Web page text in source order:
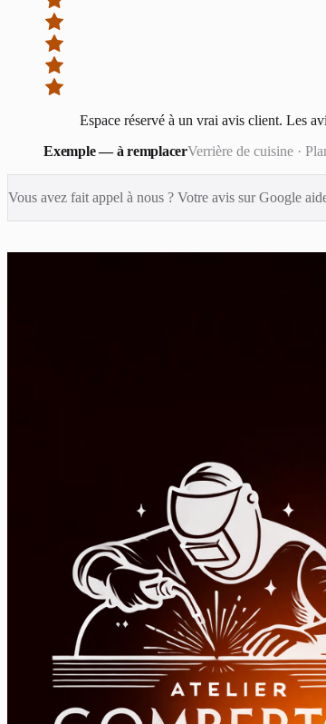
Espace réservé à un vrai avis client. Les
Exemple — à remplacerVerrière de cuisine·
Vous avez fait appel à nous ? Votre avis sur Google